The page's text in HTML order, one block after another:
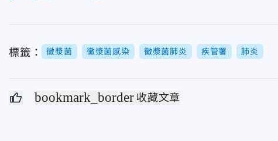
標籤： 黴漿菌 黴漿菌感染 黴漿菌肺炎 疾管署 肺炎
bookmark_border 收藏文章